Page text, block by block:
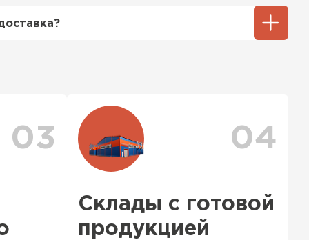
качества, а также товарно-
скидки.
03 04
Склады с готовой
продукцией